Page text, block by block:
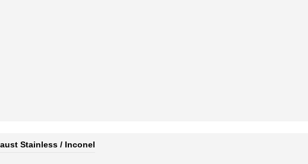
Stainless / Inconel